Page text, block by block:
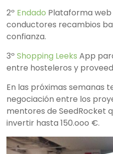
2º Endado Plataforma
conductores recambios
confianza.
3ºShopping Leeks App
entre hosteleros y
En las próximas semanas
negociación entre los
mentores de SeedRocket
invertir hasta 150.ooo €.